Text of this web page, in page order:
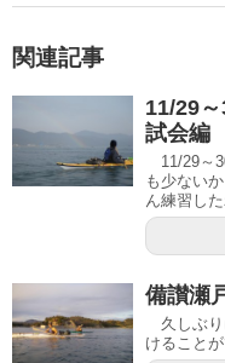
関連記事
11/29
試会編
11/29～
も少ない
ん練習し
備讃瀬
久しぶり
けることが